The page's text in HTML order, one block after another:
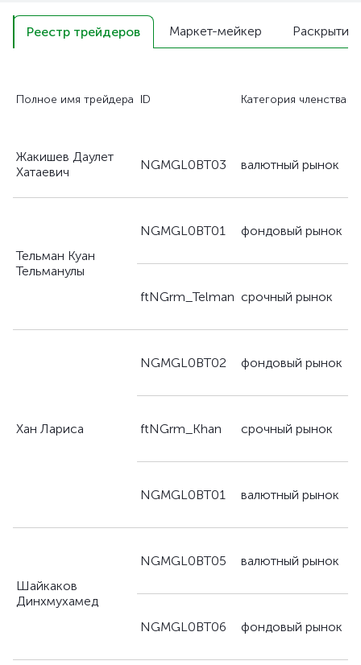
Реестр трейдеров Маркет-мейкер
Полное имя трейдера ID Категория членства
Жакишев Даулет
Хатаевич
NGMGL0BT03 валютный рынок
Тельман Куан
Тельманулы
NGMGL0BT01 фондовый рынок
ftNGrm_Telman срочный рынок
Хан Лариса
NGMGL0BT02 фондовый рынок
ftNGrm_Khan срочный рынок
NGMGL0BT01 валютный рынок
Шайкаков
Динхмухамед
NGMGL0BT05 валютный рынок
NGMGL0BT06 фондовый рынок